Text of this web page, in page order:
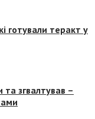
готували теракт у
згвалтував –